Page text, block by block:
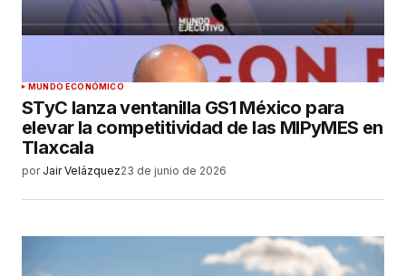
MUNDO ECONÓMICO
STyC lanza ventanilla GS1 México para
elevar la competitividad de las MIPyMES en
Tlaxcala
por Jair Velázquez23 de junio de 2026